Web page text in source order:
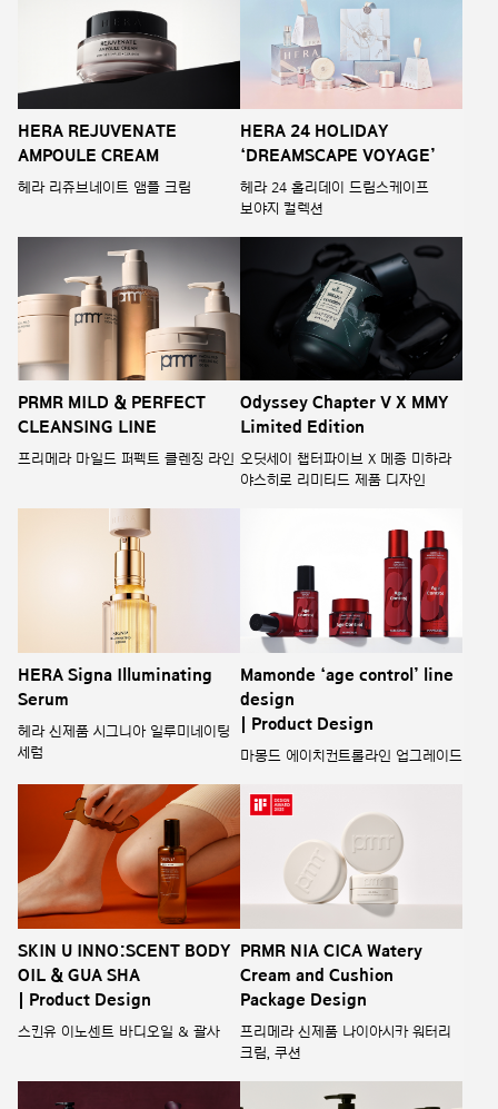
HERA REJUVENATE
AMPOULE CREAM
헤라 리쥬브네이트 앰플 크림
HERA 24 HOLIDAY
‘DREAMSCAPE VOYAGE’
헤라 24 홀리데이 드림스케이프
보야지 컬렉션
PRMR MILD & PERFECT
CLEANSING LINE
프리메라 마일드 퍼펙트 클렌징 라인
Odyssey Chapter V X MMY
Limited Edition
오딧세이 챕터파이브 X 메종 미하라
야스히로 리미티드 제품 디자인
HERA Signa Illuminating
Serum
헤라 신제품 시그니아 일루미네이팅
세럼
Mamonde ‘age control’ line
design
| Product Design
마몽드 에이치컨트롤라인 업그레이드
SKIN U INNO:SCENT BODY
OIL & GUA SHA
| Product Design
스킨유 이노센트 바디오일 & 괄사
PRMR NIA CICA Watery
Cream and Cushion
Package Design
프리메라 신제품 나이아시카 워터리
크림, 쿠션